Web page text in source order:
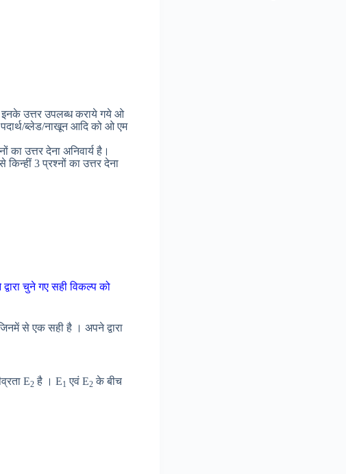
इनके उत्तर उपलब्ध कराये गये ओ
ब्लेड/नाखून आदि को ओ एम
उत्तर देना अनिवार्य है।
3 प्रश्नों का उत्तर देना
चुने गए सही विकल्प को
से एक सही है । अपने द्वारा
E2 है । E1 एवं E2 के बीच